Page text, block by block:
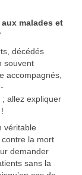
malades et
décédés
souvent
accompagnés,
; allez expliquer
véritable
la mort
demander
sans la